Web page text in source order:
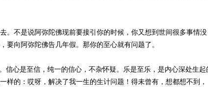
。不是说阿弥陀佛现前要接引你的时候，你又想到世间很多事情没
要向阿弥陀佛告几年假。那你的至心就有问题了。
信心是至信，纯一的信心，不杂怀疑。乐是至乐，是内心深处生起
样的：哎呀，解决了我一生的生计问题！得未曾有，想都想不到，